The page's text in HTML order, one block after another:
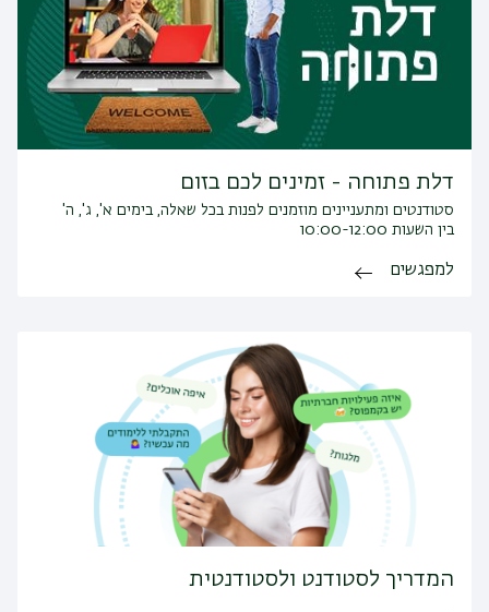
דלת פתוחה - זמינים לכם בזום
סטודנטים ומתעניינים מוזמנים לפנות בכל שאלה, בימים א', ג', ה'
בין השעות 10:00-12:00
למפגשים
המדריך לסטודנט ולסטודנטית